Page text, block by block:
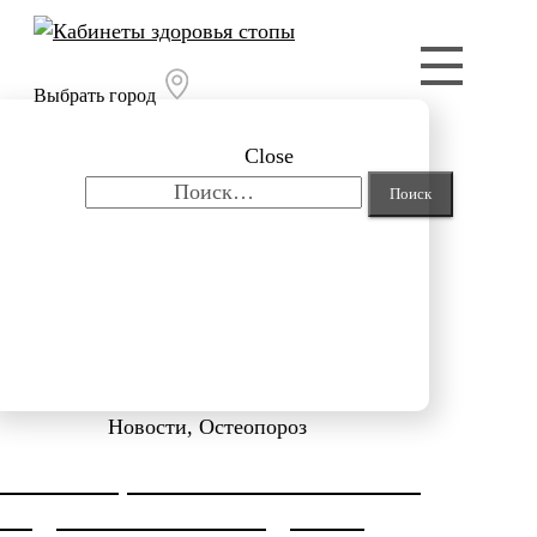
Выбрать город
Close
Новости, Остеопороз